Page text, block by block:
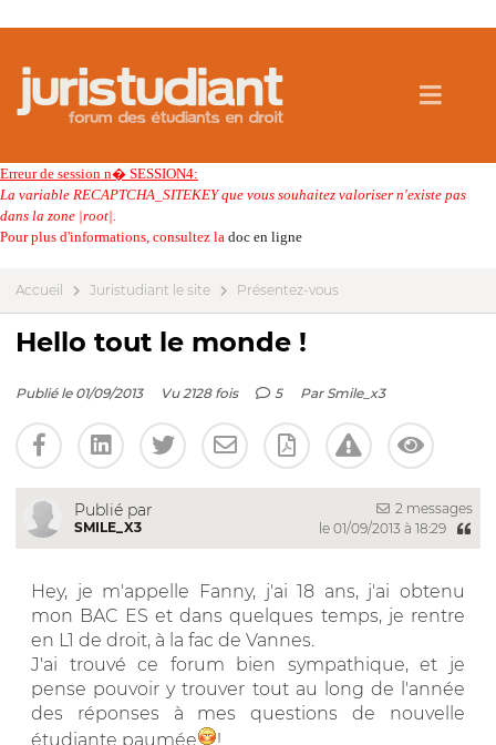
Erreur de session n� SESSION4:
La variable RECAPTCHA_SITEKEY que vous souhaitez valoriser n'existe pas
dans la zone |root|.
Pour plus d'informations, consultez la doc en ligne
Accueil Juristudiant le site Présentez-vous
Hello tout le monde !
Publié le 01/09/2013 Vu 2128 fois 5 Par Smile_x3
Publié par
SMILE_X3
2 messages
le 01/09/2013 à 18:29
Hey, je m'appelle Fanny, j'ai 18 ans, j'ai obtenu
mon BAC ES et dans quelques temps, je rentre
en L1 de droit, à la fac de Vannes.
J'ai trouvé ce forum bien sympathique, et je
pense pouvoir y trouver tout au long de l'année
des réponses à mes questions de nouvelle
étudiante paumée
!